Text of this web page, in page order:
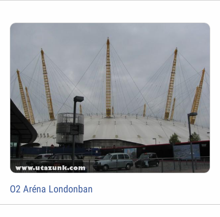
O2 Aréna Londonban